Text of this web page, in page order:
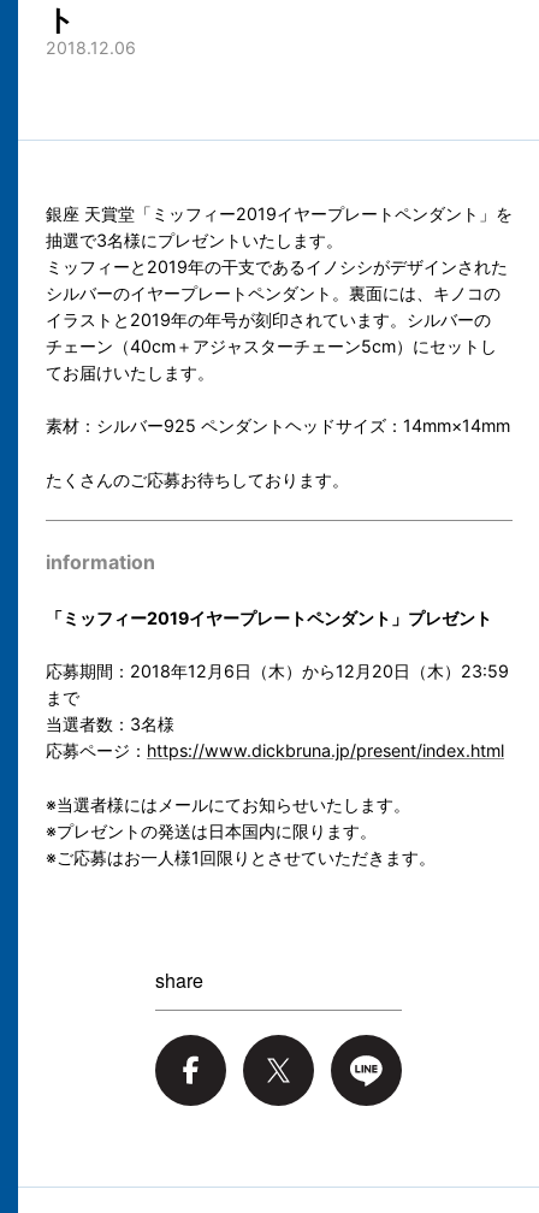
ト
2018.12.06
銀座 天賞堂「ミッフィー2019イヤープレートペンダント」を
抽選で3名様にプレゼントいたします。
ミッフィーと2019年の干支であるイノシシがデザインされた
シルバーのイヤープレートペンダント。裏面には、キノコの
イラストと2019年の年号が刻印されています。シルバーの
チェーン（40cm＋アジャスターチェーン5cm）にセットし
てお届けいたします。
素材：シルバー925 ペンダントヘッドサイズ：14mm×14mm
たくさんのご応募お待ちしております。
information
「ミッフィー2019イヤープレートペンダント」プレゼント
応募期間：2018年12月6日（木）から12月20日（木）23:59
まで
当選者数：3名様
応募ページ： https://www.dickbruna.jp/present/index.html
※当選者様にはメールにてお知らせいたします。
※プレゼントの発送は日本国内に限ります。
※ご応募はお一人様1回限りとさせていただきます。
share